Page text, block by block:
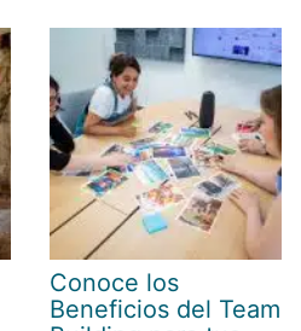
Conoce los
Beneficios del Team